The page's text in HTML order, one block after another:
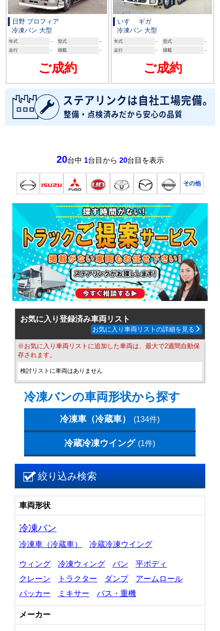
日野 プロフィア
冷凍バン 大型
年式 - 型式
-
走行
- 積載 -
ご成約
いすゞ ギガ
冷凍バン 大型
年式 - 型式
-
走行
- 積載 -
ご成約
20台中 1台目から 20台目を表示
その他
お気に入り登録済み車両リスト
お気に入り車両リストの詳細を見る
※お気に入り車両リストに追加した車両は、最大で2週間自動保
存されます。
検討リストに車両はありません
冷凍バンの車両形状から探す
冷凍車（冷蔵車） (134件)
冷蔵冷凍ウイング (1件)
絞り込み検索
車両形状
冷凍バン
冷凍車（冷蔵車） 冷蔵冷凍ウイング
ウィング 冷凍ウィング バン
平ボディ
クレーン
トラクター ダンプ
アームロール
パッカー
ミキサー バス・重機
メーカー